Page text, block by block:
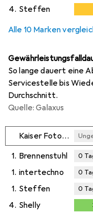
4. Steffen
Alle 10 Marken
So lange dauert eine
Servicestelle bis
Durchschnitt.
Quelle: Galaxus
Kaiser Fototechnik
1. Brennenstuhl 0
1. intertechno 0
1. Steffen 0
4. Shelly